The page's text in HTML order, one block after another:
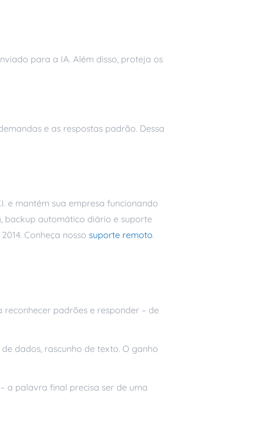
para a IA. Além disso, proteja os
e as respostas padrão. Dessa
e mantém sua empresa funcionando
backup automático diário e suporte
Conheça nosso suporte remoto.
padrões e responder – de
dados, rascunho de texto. O ganho
a palavra final precisa ser de uma